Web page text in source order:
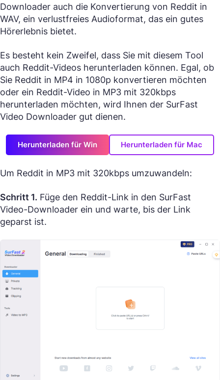
Downloader auch die Konvertierung von Reddit in
WAV, ein verlustfreies Audioformat, das ein gutes
Hörerlebnis bietet.
Es besteht kein Zweifel, dass Sie mit diesem Tool
auch Reddit-Videos herunterladen können. Egal, ob
Sie Reddit in MP4 in 1080p konvertieren möchten
oder ein Reddit-Video in MP3 mit 320kbps
herunterladen möchten, wird Ihnen der SurFast
Video Downloader gut dienen.
Herunterladen für Win Herunterladen für Mac
Um Reddit in MP3 mit 320kbps umzuwandeln:
Schritt 1. Füge den Reddit-Link in den SurFast
Video-Downloader ein und warte, bis der Link
geparst ist.